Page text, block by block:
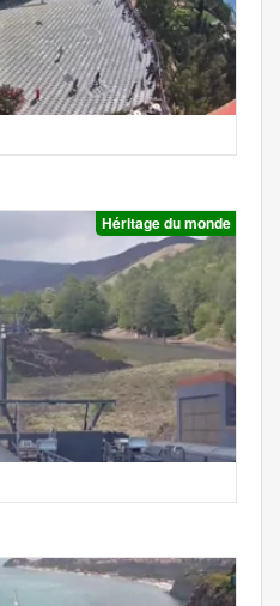
Héritage du monde